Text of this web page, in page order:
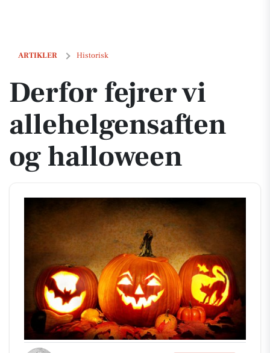
ARTIKLER Historisk
Derfor fejrer vi allehelgensaften og halloween
Derfor fejrer vi
allehelgensaften
og halloween